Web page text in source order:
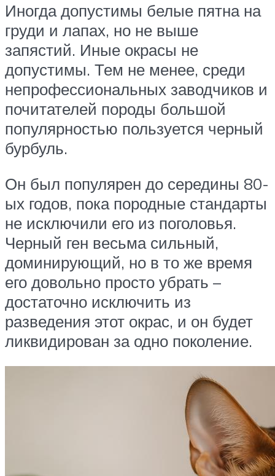
Иногда допустимы белые пятна на
груди и лапах, но не выше
запястий. Иные окрасы не
допустимы. Тем не менее, среди
непрофессиональных заводчиков и
почитателей породы большой
популярностью пользуется черный
бурбуль.
Он был популярен до середины 80-
ых годов, пока породные стандарты
не исключили его из поголовья.
Черный ген весьма сильный,
доминирующий, но в то же время
его довольно просто убрать –
достаточно исключить из
разведения этот окрас, и он будет
ликвидирован за одно поколение.